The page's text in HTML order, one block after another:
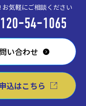
お気軽にご相談ください
い合わせ
込はこちら